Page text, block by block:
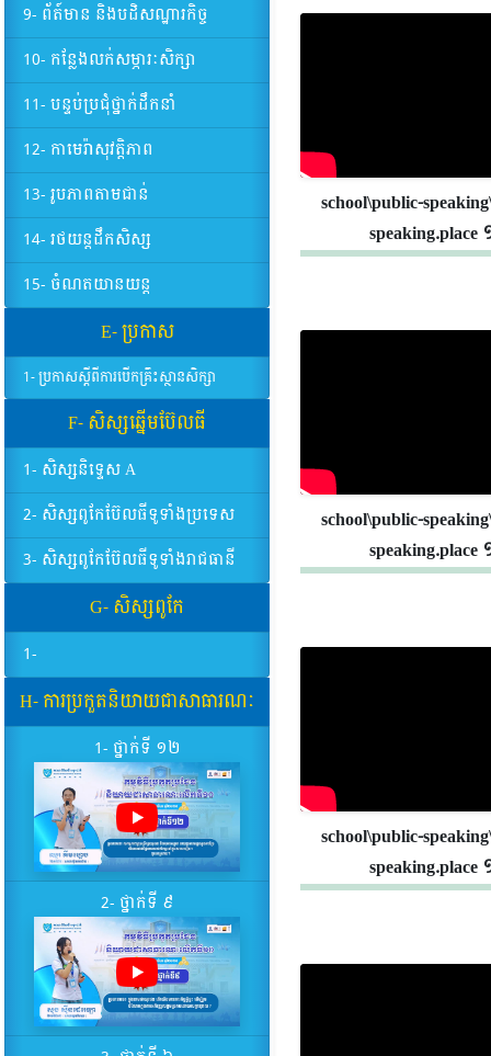
9- ព័ត៍មាន និងបដិសណ្ឋារកិច្ច
10- កន្លែងលក់សម្ភារៈសិក្សា
11- បន្ទប់ប្រជុំថ្នាក់ដឹកនាំ
12- កាមេរ៉ាសុវត្តិភាព
13- រូបភាពតាមជាន់
14- រថយន្តដឹកសិស្ស
15- ចំណតយានយន្ត
E- ប្រកាស
1- ប្រកាសស្តីពីការបើកគ្រឹះស្ថានសិក្សា
F- សិស្សឆ្នើមប៊ែលធី
1- សិស្សនិទ្ទេស A
2- សិស្សពូកែប៊ែលធីទូទាំងប្រទេស
3- សិស្សពូកែប៊ែលធីទូទាំងរាជធានី
G- សិស្សពូកែ
1-
H- ការប្រកួតនិយាយជាសាធារណៈ
1- ថ្នាក់ទី ១២
2- ថ្នាក់ទី ៩
school\public-
speaking.place
school\public-
speaking.place
school\public-
speaking.place